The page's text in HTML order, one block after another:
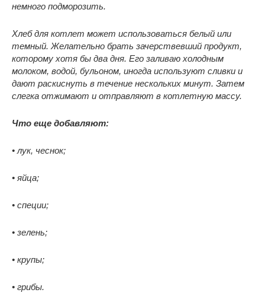
немного подморозить.
Хлеб для котлет может использоваться белый или
темный. Желательно брать зачерствевший продукт,
которому хотя бы два дня. Его заливаю холодным
молоком, водой, бульоном, иногда используют сливки и
дают раскиснуть в течение нескольких минут. Затем
слегка отжимают и отправляют в котлетную массу.
Что еще добавляют:
• лук, чеснок;
• яйца;
• специи;
• зелень;
• крупы;
• грибы.